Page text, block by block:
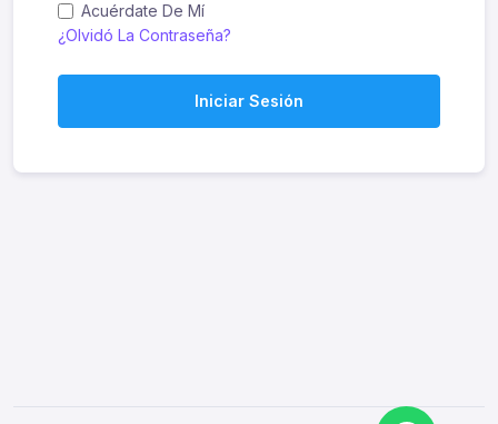
Acuérdate De Mí
¿Olvidó La Contraseña?
Iniciar Sesión